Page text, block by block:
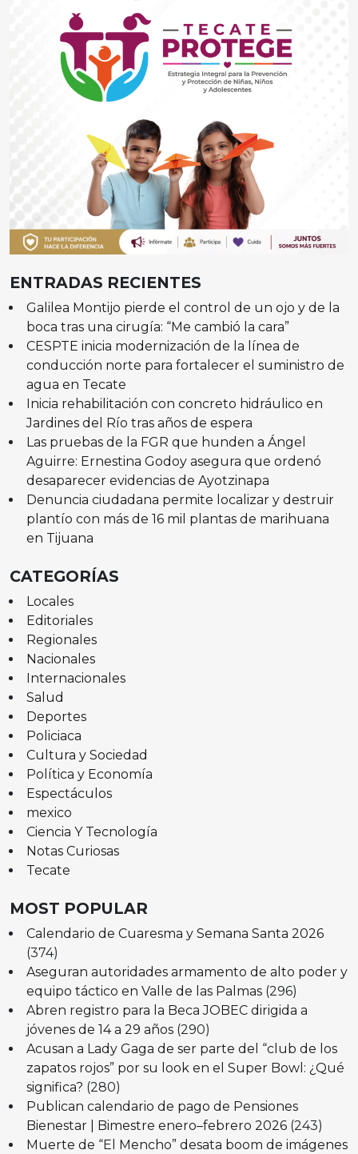
ENTRADAS RECIENTES
Galilea Montijo pierde el control de un ojo y de la
boca tras una cirugía: “Me cambió la cara”
CESPTE inicia modernización de la línea de
conducción norte para fortalecer el suministro de
agua en Tecate
Inicia rehabilitación con concreto hidráulico en
Jardines del Río tras años de espera
Las pruebas de la FGR que hunden a Ángel
Aguirre: Ernestina Godoy asegura que ordenó
desaparecer evidencias de Ayotzinapa
Denuncia ciudadana permite localizar y destruir
plantío con más de 16 mil plantas de marihuana
en Tijuana
CATEGORÍAS
Locales
Editoriales
Regionales
Nacionales
Internacionales
Salud
Deportes
Policiaca
Cultura y Sociedad
Política y Economía
Espectáculos
mexico
Ciencia Y Tecnología
Notas Curiosas
Tecate
MOST POPULAR
Calendario de Cuaresma y Semana Santa 2026
(374)
Aseguran autoridades armamento de alto poder y
equipo táctico en Valle de las Palmas (296)
Abren registro para la Beca JOBEC dirigida a
jóvenes de 14 a 29 años (290)
Acusan a Lady Gaga de ser parte del “club de los
zapatos rojos” por su look en el Super Bowl: ¿Qué
significa? (280)
Publican calendario de pago de Pensiones
Bienestar | Bimestre enero–febrero 2026 (243)
Muerte de “El Mencho” desata boom de imágenes